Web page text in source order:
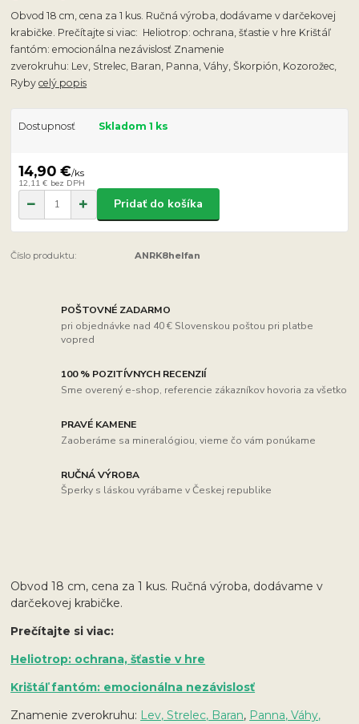
Obvod 18 cm, cena za 1 kus. Ručná výroba, dodávame v darčekovej
krabičke. Prečítajte si viac: Heliotrop: ochrana, šťastie v hre Krištáľ
fantóm: emocionálna nezávislosť Znamenie
zverokruhu: Lev, Strelec, Baran, Panna, Váhy, Škorpión, Kozorožec,
Rybycelý popis
Dostupnosť Skladom 1 ks
14,90 €/ks
12,11 € bez DPH
Pridať do košíka
Číslo produktu: ANRK8helfan
POŠTOVNÉ ZADARMO
pri objednávke nad 40 € Slovenskou poštou pri platbe
vopred
100 % POZITÍVNYCH RECENZIÍ
Sme overený e-shop, referencie zákazníkov hovoria za všetko
PRAVÉ KAMENE
Zaoberáme sa mineralógiou, vieme čo vám ponúkame
RUČNÁ VÝROBA
Šperky s láskou vyrábame v Českej republike
Obvod 18 cm, cena za 1 kus. Ručná výroba, dodávame v
darčekovej krabičke.
Prečítajte si viac:
Heliotrop: ochrana, šťastie v hre
Krištáľ fantóm: emocionálna nezávislosť
Znamenie zverokruhu: Lev, Strelec, Baran, Panna, Váhy,